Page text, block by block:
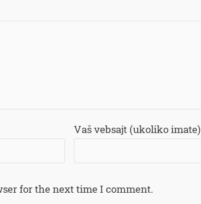
Vaš vebsajt (ukoliko imate)
for the next time I comment.